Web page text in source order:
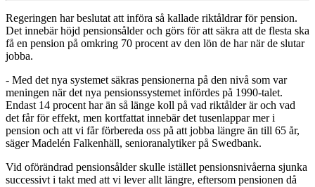
Regeringen har beslutat att införa så kallade riktåldrar för pension.
Det innebär höjd pensionsålder och görs för att säkra att de flesta ska
få en pension på omkring 70 procent av den lön de har när de slutar
jobba.
- Med det nya systemet säkras pensionerna på den nivå som var
meningen när det nya pensionssystemet infördes på 1990-talet.
Endast 14 procent har än så länge koll på vad riktålder är och vad
det får för effekt, men kortfattat innebär det tusenlappar mer i
pension och att vi får förbereda oss på att jobba längre än till 65 år,
säger Madelén Falkenhäll, senioranalytiker på Swedbank.
Vid oförändrad pensionsålder skulle istället pensionsnivåerna sjunka
successivt i takt med att vi lever allt längre, eftersom pensionen då